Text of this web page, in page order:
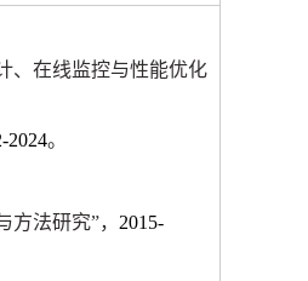
、在线监控与性能优化
2024。
法研究”， 2015-